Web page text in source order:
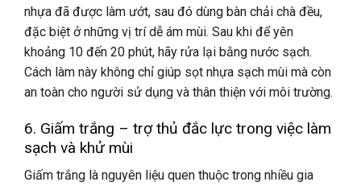
nhựa đã được làm ướt, sau đó dùng bàn chải chà đều,
đặc biệt ở những vị trí dễ ám mùi. Sau khi để yên
khoảng 10 đến 20 phút, hãy rửa lại bằng nước sạch.
Cách làm này không chỉ giúp sọt nhựa sạch mùi mà còn
an toàn cho người sử dụng và thân thiện với môi trường.
6. Giấm trắng – trợ thủ đắc lực trong việc làm
sạch và khử mùi
Giấm trắng là nguyên liệu quen thuộc trong nhiều gia